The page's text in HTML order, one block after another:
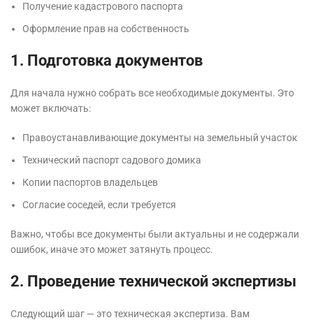
Получение кадастрового паспорта
Оформление прав на собственность
1. Подготовка документов
Для начала нужно собрать все необходимые документы. Это
может включать:
Правоустанавливающие документы на земельный участок
Технический паспорт садового домика
Копии паспортов владельцев
Согласие соседей, если требуется
Важно, чтобы все документы были актуальны и не содержали
ошибок, иначе это может затянуть процесс.
2. Проведение технической экспертизы
Следующий шаг — это техническая экспертиза. Вам